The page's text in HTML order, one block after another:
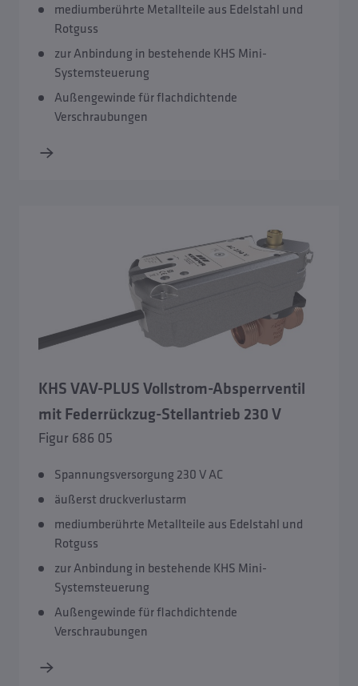
mediumberührte Metallteile aus Edelstahl und
Rotguss
zur Anbindung in bestehende KHS Mini-
Systemsteuerung
Außengewinde für flachdichtende
Verschraubungen
KHS VAV-PLUS Vollstrom-Absperrventil
mit Federrückzug-Stellantrieb 230 V
Figur 686 05
Spannungsversorgung 230 V AC
äußerst druckverlustarm
mediumberührte Metallteile aus Edelstahl und
Rotguss
zur Anbindung in bestehende KHS Mini-
Systemsteuerung
Außengewinde für flachdichtende
Verschraubungen